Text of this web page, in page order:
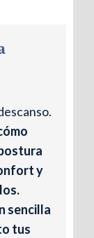
y
sencilla
tus